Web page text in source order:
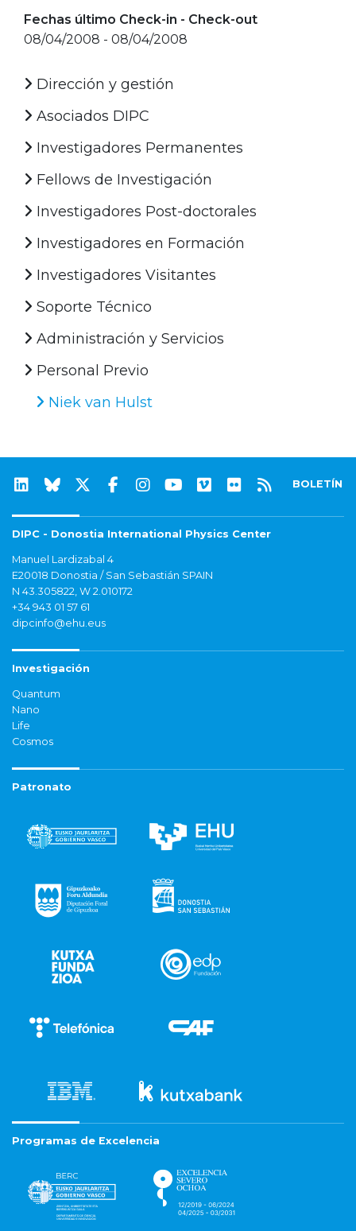
Fechas último Check-in - Check-out
08/04/2008 - 08/04/2008
Dirección y gestión
Asociados DIPC
Investigadores Permanentes
Fellows de Investigación
Investigadores Post-doctorales
Investigadores en Formación
Investigadores Visitantes
Soporte Técnico
Administración y Servicios
Personal Previo
Niek van Hulst
BOLETÍN
DIPC - Donostia International Physics Center
Manuel Lardizabal 4
E20018 Donostia / San Sebastián SPAIN
N 43.305822, W 2.010172
+34 943 01 57 61
dipcinfo@ehu.eus
Investigación
Quantum
Nano
Life
Cosmos
Patronato
Programas de Excelencia